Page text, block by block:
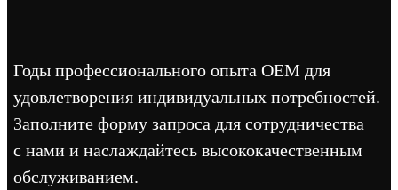
Годы профессионального опыта OEM для
удовлетворения индивидуальных потребностей.
Заполните форму запроса для сотрудничества
с нами и наслаждайтесь высококачественным
обслуживанием.